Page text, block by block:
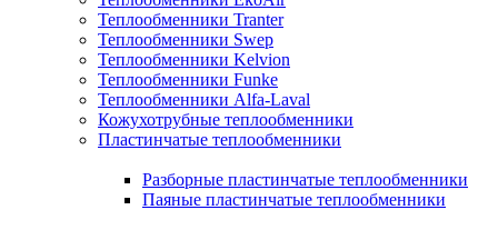
Теплообменники Tranter
Теплообменники Swep
Теплообменники Kelvion
Теплообменники Funke
Теплообменники Alfa-Laval
Кожухотрубные теплообменники
Пластинчатые теплообменники
Разборные пластинчатые теплообменники
Паяные пластинчатые теплообменники